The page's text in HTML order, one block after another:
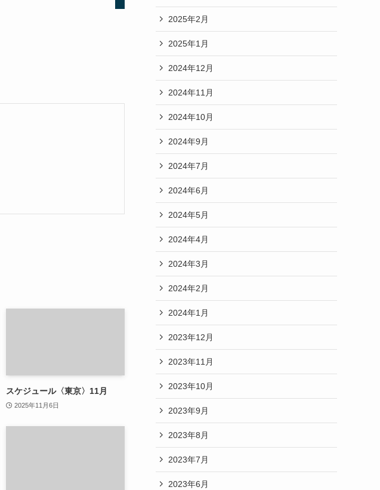
スケジュール〈東京〉11月
2025年11月6日
2025年2月
2025年1月
2024年12月
2024年11月
2024年10月
2024年9月
2024年7月
2024年6月
2024年5月
2024年4月
2024年3月
2024年2月
2024年1月
2023年12月
2023年11月
2023年10月
2023年9月
2023年8月
2023年7月
2023年6月